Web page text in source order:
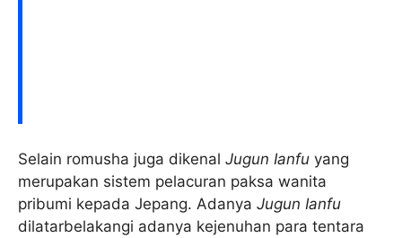
Selain romusha juga dikenal Jugun Ianfu yang
merupakan sistem pelacuran paksa wanita
pribumi kepada Jepang. Adanya Jugun Ianfu
dilatarbelakangi adanya kejenuhan para tentara